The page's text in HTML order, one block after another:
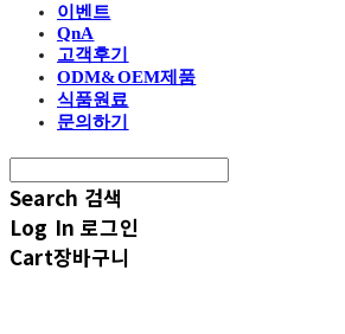
이벤트
QnA
고객후기
ODM&OEM제품
식품원료
문의하기
Search 검색
Log In 로그인
Cart장바구니